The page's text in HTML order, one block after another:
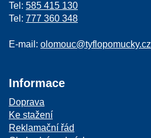
Tel: 585 415 130
Tel: 777 360 348
E-mail: olomouc@tyflopomucky.cz
Informace
Doprava
Ke stažení
Reklamační řád